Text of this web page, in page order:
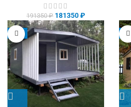
191350₽ 181350₽
-8% -9%